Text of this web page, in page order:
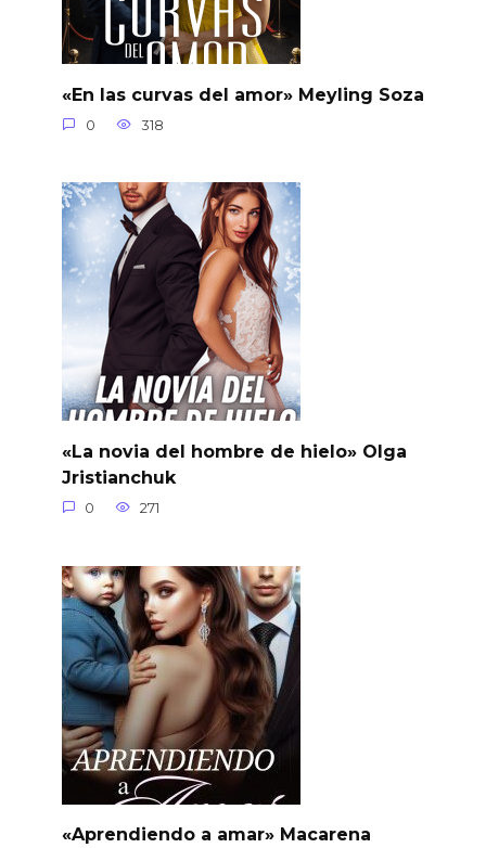
«En las curvas del amor» Meyling Soza
0 318
«La novia del hombre de hielo» Olga
Jristianchuk
0 271
«Aprendiendo a amar» Macarena